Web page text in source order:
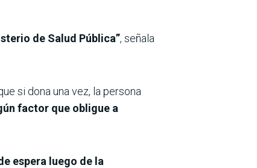
de Salud Pública”, señala
si dona una vez, la persona
factor que obligue a
espera luego de la